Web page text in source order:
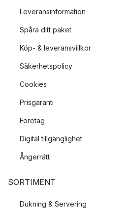
Leveransinformation
Spåra ditt paket
Köp- & leveransvillkor
Säkerhetspolicy
Cookies
Prisgaranti
Företag
Digital tillgänglighet
Ångerrätt
SORTIMENT
Dukning & Servering